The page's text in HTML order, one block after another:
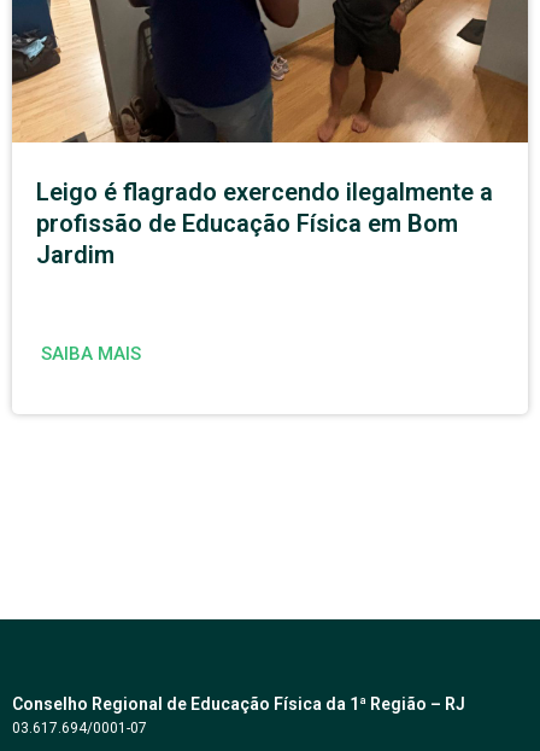
Leigo é flagrado exercendo ilegalmente a
profissão de Educação Física em Bom
Jardim
SAIBA MAIS
Conselho Regional de Educação Física da 1ª Região – RJ
03.617.694/0001-07